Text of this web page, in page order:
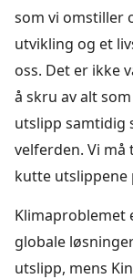
som vi omstiller
utvikling og et
oss. Det er ikke
å skru av alt
utslipp samtidig
velferden. Vi
kutte utslippene
Klimaproblemet
globale
utslipp, mens